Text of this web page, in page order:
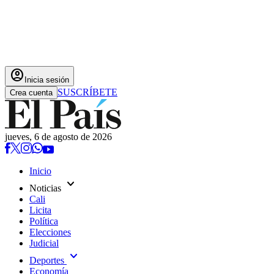
account_circle Inicia sesión
Crea cuenta SUSCRÍBETE
jueves, 6 de agosto de 2026
Inicio
Noticias expand_more
Cali
Licita
Política
Elecciones
Judicial
Deportes expand_more
Economía